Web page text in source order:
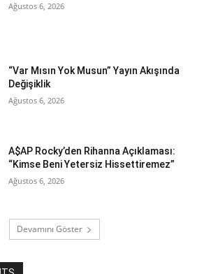
Ağustos 6, 2026
“Var Mısın Yok Musun” Yayın Akışında
Değişiklik
Ağustos 6, 2026
A$AP Rocky’den Rihanna Açıklaması:
“Kimse Beni Yetersiz Hissettiremez”
Ağustos 6, 2026
Devamını Göster